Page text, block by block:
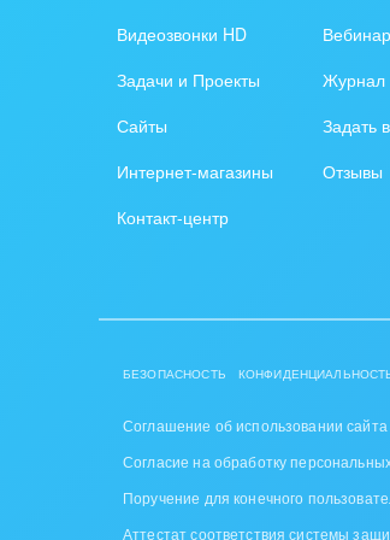
Создание сайтов
Интернет-магазин и CRM
внедрения
Внедрение для медицины
Внедрение онлайн-
/ Интранета
Видеозвонки HD
Задачи и Проекты
Сайты
Интернет-магазины
Контакт-центр
Журнал
Задать
Отзывы
БЕЗОПАСНОСТЬ
Соглашение об использовании сайта
Согласие на обработку
Поручение для конечного
Аттестат соответствия системы